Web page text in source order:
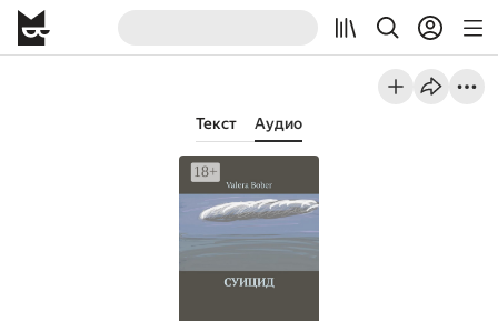
Текст Аудио